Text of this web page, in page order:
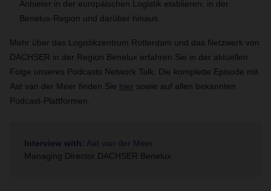
Anbieter in der europäischen Logistik etablieren, in der
Benelux-Region und darüber hinaus.
Mehr über das Logistikzentrum Rotterdam und das Netzwerk von
DACHSER in der Region Benelux erfahren Sie in der aktuellen
Folge unseres Podcasts Network Talk. Die komplette Episode mit
Aat van der Meer finden Sie hier sowie auf allen bekannten
Podcast-Plattformen.
Interview with: Aat van der Meer
Managing Director DACHSER Benelux